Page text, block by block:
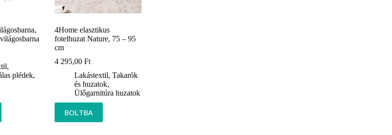
,
plédek,
4Home elasztikus
fotelhuzat Nature, 75 – 95
cm
4 295,00Ft
Lakástextil,Takarók
és huzatok,
Ülőgarnitúra huzatok
BOLTBA